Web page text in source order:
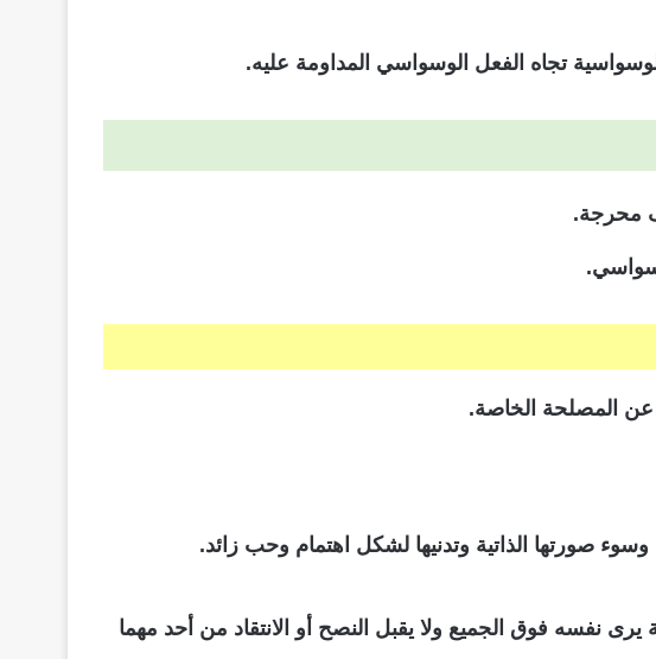
تجاه الفعل الوسواسي المداومة عليه.
محرجة.
المصلحة الخاصة.
صورتها الذاتية وتدنيها لشكل اهتمام وحب زائد.
فوق الجميع ولا يقبل النصح أو الانتقاد من أحد مهما